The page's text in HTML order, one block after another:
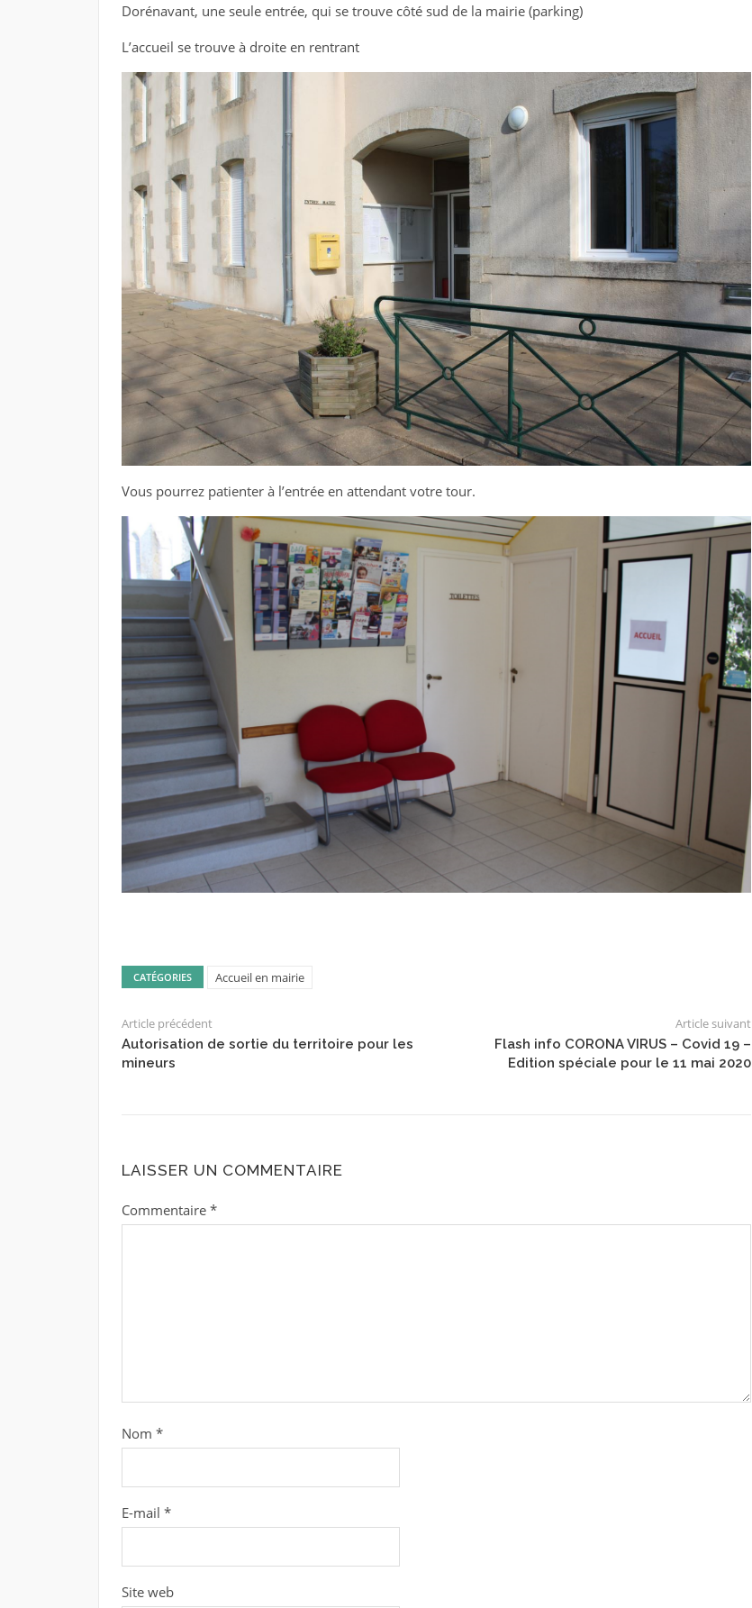
Dorénavant, une seule entrée, qui se trouve côté sud de la mairie (parking)
L’accueil se trouve à droite en rentrant
Vous pourrez patienter à l’entrée en attendant votre tour.
CATÉGORIES Accueil en mairie
Article précédent
Autorisation de sortie du territoire pour les
mineurs
Article suivant
Flash info CORONA VIRUS – Covid 19 –
Edition spéciale pour le 11 mai 2020
LAISSER UN COMMENTAIRE
Commentaire *
Nom *
E-mail *
Site web